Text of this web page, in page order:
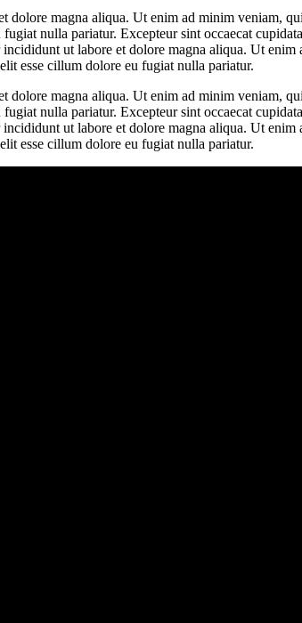
magna aliqua. Ut enim ad minim veniam,
nulla pariatur. Excepteur sint occaecat
ut labore et dolore magna aliqua. Ut
esse cillum dolore eu fugiat nulla pariatur.
magna aliqua. Ut enim ad minim veniam,
nulla pariatur. Excepteur sint occaecat
ut labore et dolore magna aliqua. Ut
esse cillum dolore eu fugiat nulla pariatur.